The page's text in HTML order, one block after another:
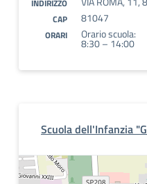
INDIRIZZO
CAP 81047
ORARI Orario scuola:
8:30 – 14:00
Scuola dell'Infanzia